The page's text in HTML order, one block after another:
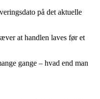
på det aktuelle
at handlen laves før et
gange – hvad end man